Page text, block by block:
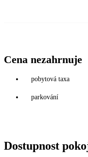
Cena nezahrnuje
pobytová taxa
parkování
Dostupnost